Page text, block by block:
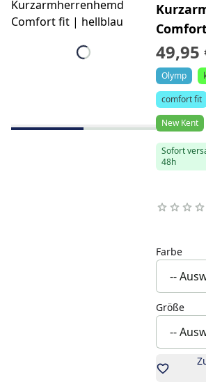
49,95
Olymp
comfort fit
New Kent
Sofort
48h
Farbe
Größe